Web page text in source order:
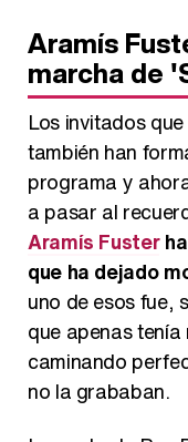
Aramís
marcha de
Los invitados
también han
programa y
a pasar al
Aramís Fuster
que ha dejado
uno de esos fue,
que apenas
caminando
no la grababan.